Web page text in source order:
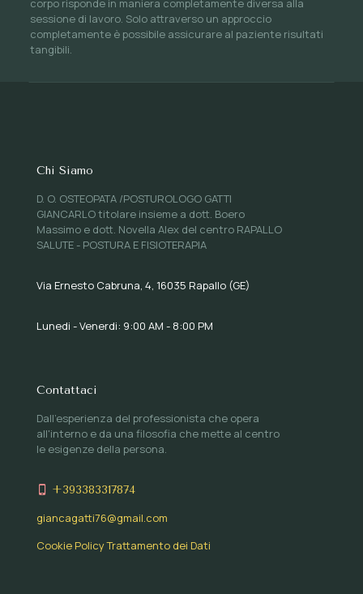
corpo risponde in maniera completamente diversa alla
sessione di lavoro. Solo attraverso un approccio
completamente è possibile assicurare al paziente risultati
tangibili.
Chi Siamo
D. O. OSTEOPATA /POSTUROLOGO GATTI
GIANCARLO titolare insieme a dott. Boero
Massimo e dott. Novella Alex del centro RAPALLO
SALUTE - POSTURA E FISIOTERAPIA
Via Ernesto Cabruna, 4, 16035 Rapallo (GE)
Lunedi - Venerdi: 9:00 AM - 8:00 PM
Contattaci
Dall'esperienza del professionista che opera
all'interno e da una filosofia che mette al centro
le esigenze della persona.
+393383317874
giancagatti76@gmail.com
Cookie PolicyTrattamento dei Dati